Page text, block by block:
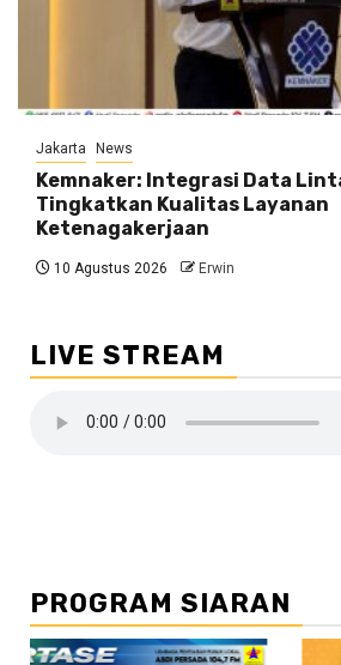
Jakarta News
Kemnaker: Integrasi Data
Tingkatkan Kualitas Layanan
Ketenagakerjaan
10 Agustus 2026 Erwin
LIVE STREAM
PROGRAM SIARAN